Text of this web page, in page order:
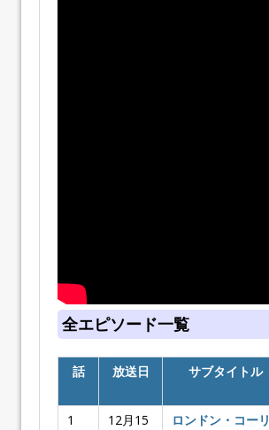
全エピソード一覧
話 放送日 サブタイトル
1
12月15
ロンドン・コーリ